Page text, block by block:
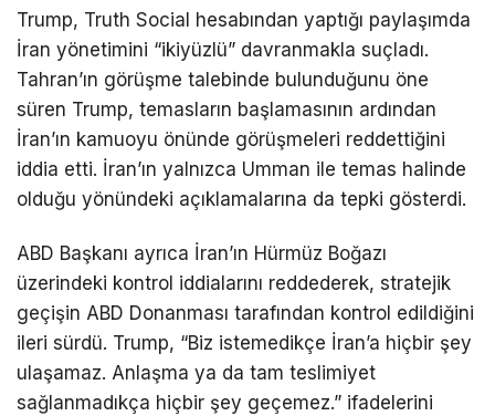
Trump, Truth Social hesabından yaptığı paylaşımda
İran yönetimini “ikiyüzlü” davranmakla suçladı.
Tahran’ın görüşme talebinde bulunduğunu öne
süren Trump, temasların başlamasının ardından
İran’ın kamuoyu önünde görüşmeleri reddettiğini
iddia etti. İran’ın yalnızca Umman ile temas halinde
olduğu yönündeki açıklamalarına da tepki gösterdi.
ABD Başkanı ayrıca İran’ın Hürmüz Boğazı
üzerindeki kontrol iddialarını reddederek, stratejik
geçişin ABD Donanması tarafından kontrol edildiğini
ileri sürdü. Trump, “Biz istemedikçe İran’a hiçbir şey
ulaşamaz. Anlaşma ya da tam teslimiyet
sağlanmadıkça hiçbir şey geçemez.” ifadelerini